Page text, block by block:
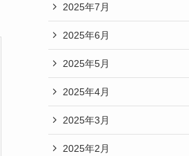
2025年7月
2025年6月
2025年5月
2025年4月
2025年3月
2025年2月